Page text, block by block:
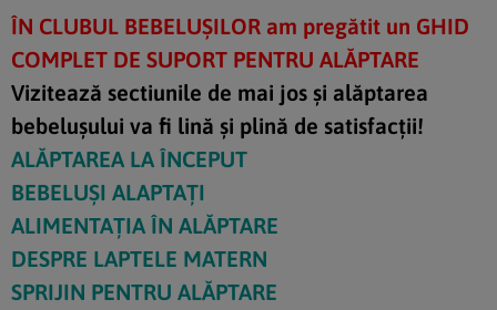
ÎN CLUBUL BEBELUȘILOR am pregătit un GHID
COMPLET DE SUPORT PENTRU ALĂPTARE
Vizitează sectiunile de mai jos și alăptarea
bebelușului va fi lină și plină de satisfacții!
ALĂPTAREA LA ÎNCEPUT
BEBELUȘI ALAPTAȚI
ALIMENTAȚIA ÎN ALĂPTARE
DESPRE LAPTELE MATERN
SPRIJIN PENTRU ALĂPTARE